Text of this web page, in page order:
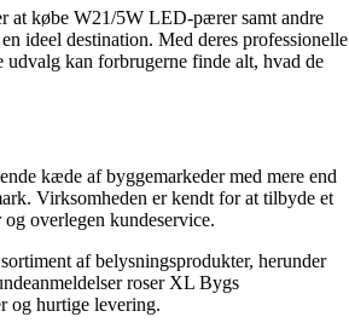
at købe W21/5W LED-pærer samt andre
ideel destination. Med deres professionelle
udvalg kan forbrugerne finde alt, hvad de
kæde af byggemarkeder med mere end
Virksomheden er kendt for at tilbyde et
overlegen kundeservice.
af belysningsprodukter, herunder
roser XL Bygs
og hurtige levering.